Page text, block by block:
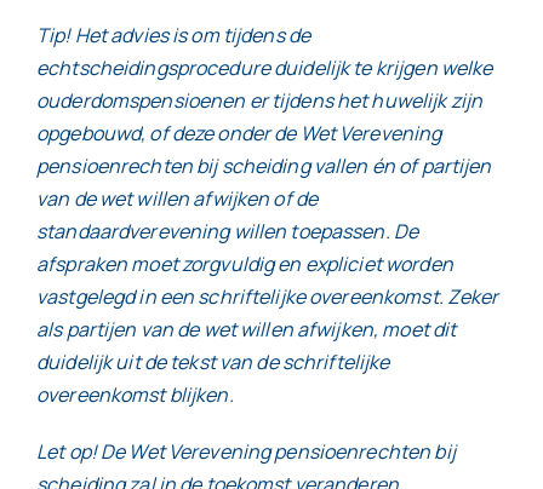
Tip! Het advies is om tijdens de
echtscheidingsprocedure duidelijk te krijgen welke
ouderdomspensioenen er tijdens het huwelijk zijn
opgebouwd, of deze onder de Wet Verevening
pensioenrechten bij scheiding vallen én of partijen
van de wet willen afwijken of de
standaardverevening willen toepassen. De
afspraken moet zorgvuldig en expliciet worden
vastgelegd in een schriftelijke overeenkomst. Zeker
als partijen van de wet willen afwijken, moet dit
duidelijk uit de tekst van de schriftelijke
overeenkomst blijken.
Let op! De Wet Verevening pensioenrechten bij
scheiding zal in de toekomst veranderen.